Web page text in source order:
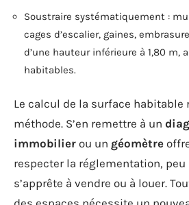
Soustraire systématiquement :
cages d’escalier, gaines,
d’une hauteur inférieure à 1,80 m,
habitables.
Le calcul de la surface habitable
méthode. S’en remettre à un
immobilier ou un géomètre
respecter la réglementation, peu
s’apprête à vendre ou à louer.